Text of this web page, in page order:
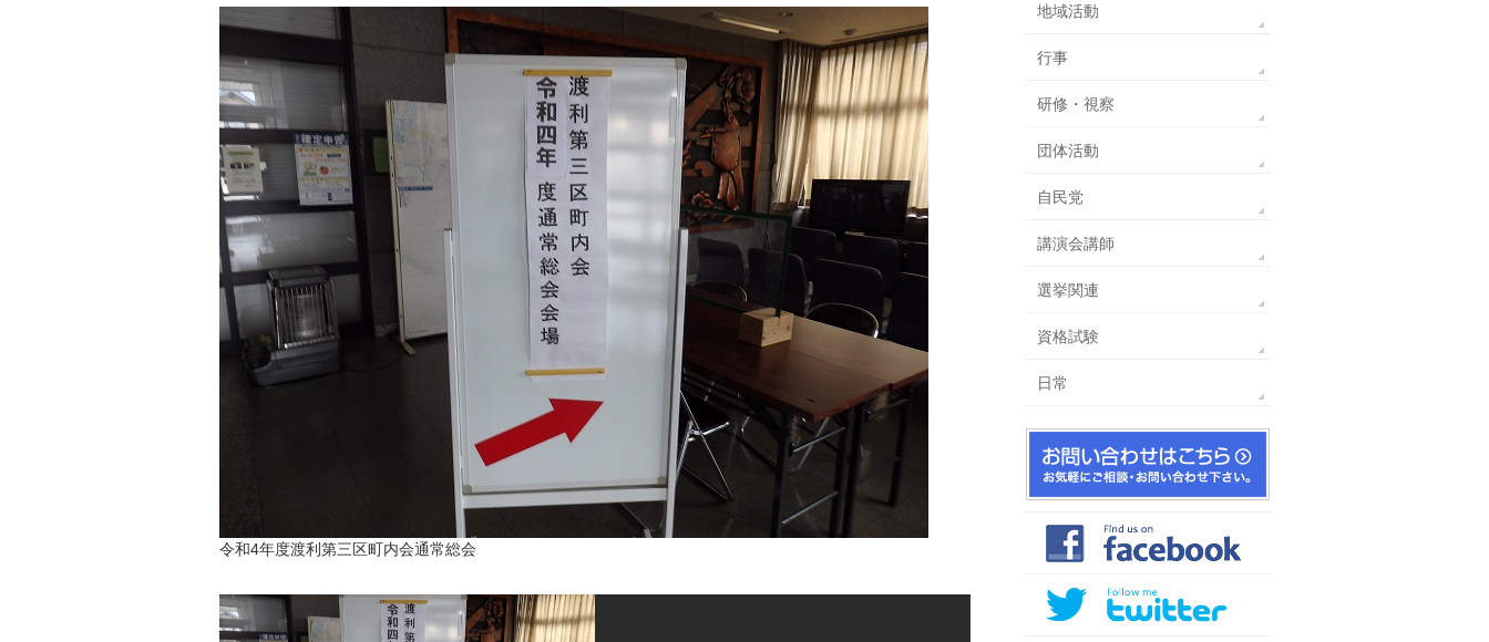
令和4年度渡利第三区町内会通常総会
地域活動
行事
研修・視察
団体活動
自民党
講演会講師
選挙関連
資格試験
日常